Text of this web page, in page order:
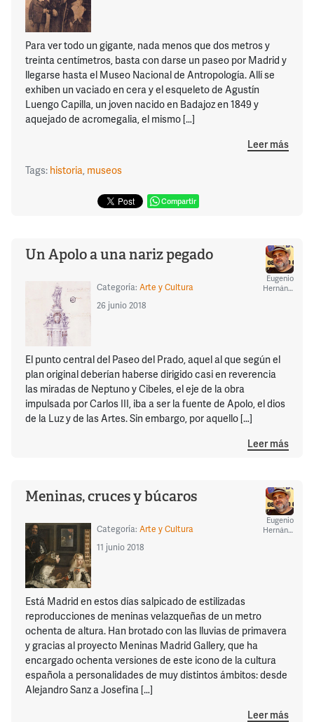
Para ver todo un gigante, nada menos que dos metros y
treinta centímetros, basta con darse un paseo por Madrid y
llegarse hasta el Museo Nacional de Antropología. Allí se
exhiben un vaciado en cera y el esqueleto de Agustín
Luengo Capilla, un joven nacido en Badajoz en 1849 y
aquejado de acromegalia, el mismo […]
Leer más
Tags: historia museos
Compartir
Un Apolo a una nariz pegado
Eugenio
Hernández
Categoría: Arte y Cultura
26 junio 2018
El punto central del Paseo del Prado, aquel al que según el
plan original deberían haberse dirigido casi en reverencia
las miradas de Neptuno y Cibeles, el eje de la obra
impulsada por Carlos III, iba a ser la fuente de Apolo, el dios
de la Luz y de las Artes. Sin embargo, por aquello […]
Leer más
Meninas, cruces y búcaros
Eugenio
Hernández
Categoría: Arte y Cultura
11 junio 2018
Está Madrid en estos días salpicado de estilizadas
reproducciones de meninas velazqueñas de un metro
ochenta de altura. Han brotado con las lluvias de primavera
y gracias al proyecto Meninas Madrid Gallery, que ha
encargado ochenta versiones de este icono de la cultura
española a personalidades de muy distintos ámbitos: desde
Alejandro Sanz a Josefina […]
Leer más